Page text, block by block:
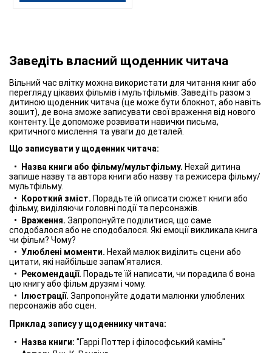
Заведіть власний щоденник читача
Вільний час влітку можна використати для читання книг або
перегляду цікавих фільмів і мультфільмів. Заведіть разом з
дитиною щоденник читача (це може бути блокнот, або навіть
зошит), де вона зможе записувати свої враження від нового
контенту. Це допоможе розвивати навички письма,
критичного мислення та уваги до деталей.
Що записувати у щоденник читача:
Назва книги або фільму/мультфільму. Нехай дитина
запише назву та автора книги або назву та режисера фільму/
мультфільму.
Короткий зміст. Порадьте їй описати сюжет книги або
фільму, виділяючи головні події та персонажів.
Враження. Запропонуйте поділитися, що саме
сподобалося або не сподобалося. Які емоції викликала книга
чи фільм? Чому?
Улюблені моменти. Нехай малюк виділить сцени або
цитати, які найбільше запам’яталися.
Рекомендації. Порадьте їй написати, чи порадила б вона
цю книгу або фільм друзям і чому.
Ілюстрації. Запропонуйте додати малюнки улюблених
персонажів або сцен.
Приклад запису у щоденнику читача:
Назва книги: "Гаррі Поттер і філософський камінь"